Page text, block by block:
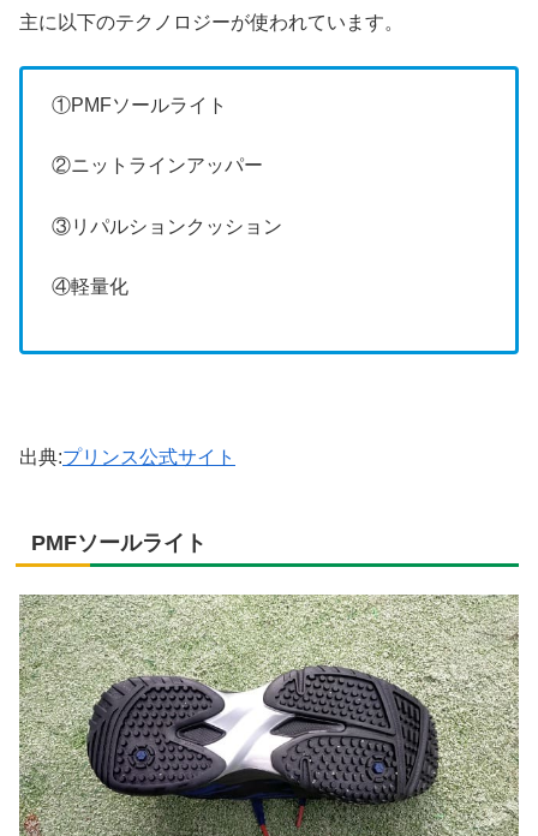
主に以下のテクノロジーが使われています。
①PMFソールライト
②ニットラインアッパー
③リパルションクッション
④軽量化
出典:プリンス公式サイト
PMFソールライト